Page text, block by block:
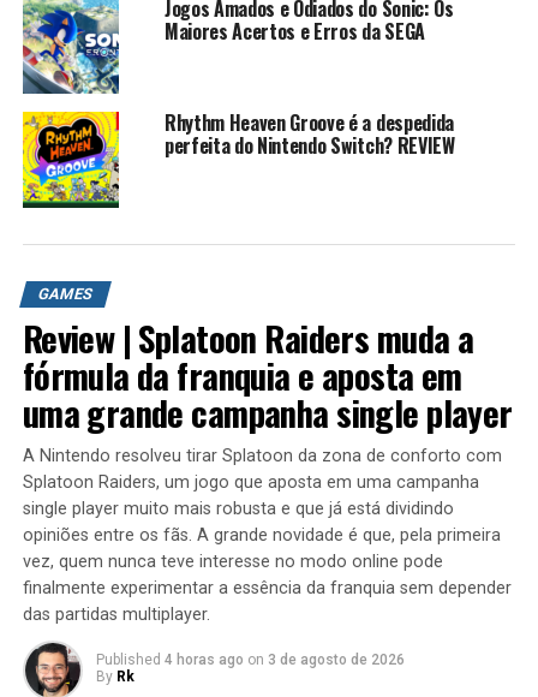
personagens da Nintendo de algumas franquias
diferentes da Nintendo como também propriedades
third-party.[2] O jogo terá compatibilidade grande com
controles, incluindo compatibilidade com o controle do
GameCube através do adaptador do GameCube para Wii
U.[3][4] A Nintendo também estará lançando um
controle de Gamecube especialmente para o Super
será necessário para o controle funcionar.[5][6] O jogo
também será compatível com figuras amiibo para
providenciar habilidades únicas para lutadores quando
usado com o sensor NFC de controles suportados
oficialmente.
Personagens
Super Smash Bros. Ultimate, como em outros jogos da
série Super Smash Bros., apresenta um elenco de
Crossover de lutadores de várias franquias diferentes da
Nintendo – como as séries Mario, Zelda e Metroid – além
de lutadores icônicos de propriedades de terceiros,
como Sonic the Hedgehog, Pac-Man, Cloud Strife, Ryu,
Solid Snake, Mega Man e Bayonetta. Super Smash Bros.
Ultimate também inclui todos os personagens de todos
Jogos Amados e Odiados do Sonic: Os
Maiores Acertos e Erros da SEGA
Rhythm Heaven Groove é a despedida
perfeita do Nintendo Switch? REVIEW
GAMES
Review | Splatoon Raiders muda a
fórmula da franquia e aposta em
uma grande campanha single player
A Nintendo resolveu tirar Splatoon da zona de conforto com
Splatoon Raiders, um jogo que aposta em uma campanha
single player muito mais robusta e que já está dividindo
opiniões entre os fãs. A grande novidade é que, pela primeira
vez, quem nunca teve interesse no modo online pode
finalmente experimentar a essência da franquia sem depender
das partidas multiplayer.
Published 4 horas ago on 3 de agosto de 2026
By Rk